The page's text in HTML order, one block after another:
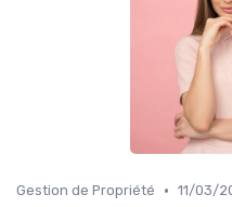
Gestion de Propriété • 11/03/